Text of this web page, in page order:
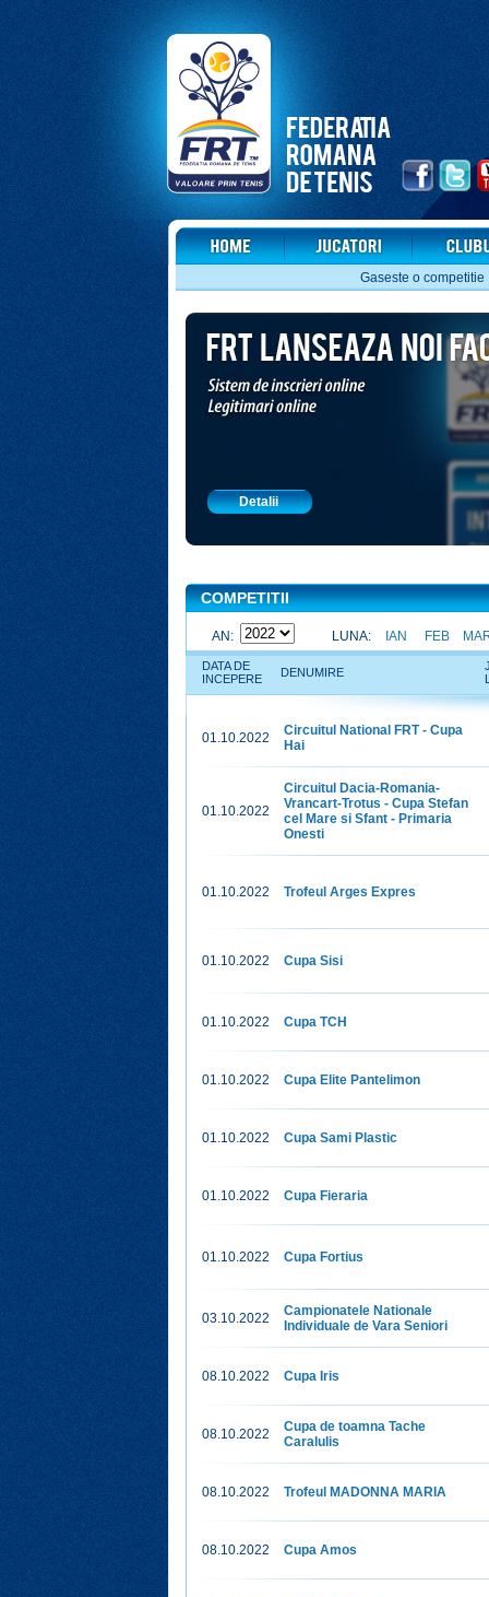
Gaseste o competitie
Detalii
COMPETITII
AN: FEB
IAN
LUNA:
DATA DE
INCEPERE
DENUMIRE
01.10.2022
Circuitul National FRT - Cupa
Hai
01.10.2022
Circuitul Dacia-Romania-
Vrancart-Trotus - Cupa Stefan
cel Mare si Sfant - Primaria
Onesti
01.10.2022 Trofeul Arges Expres
01.10.2022 Cupa Sisi
01.10.2022 Cupa TCH
01.10.2022 Cupa Elite Pantelimon
01.10.2022 Cupa Sami Plastic
01.10.2022 Cupa Fieraria
01.10.2022 Cupa Fortius
03.10.2022
Campionatele Nationale
Individuale de Vara Seniori
08.10.2022 Cupa Iris
08.10.2022
Cupa de toamna Tache
Caralulis
08.10.2022 Trofeul MADONNA MARIA
08.10.2022 Cupa Amos